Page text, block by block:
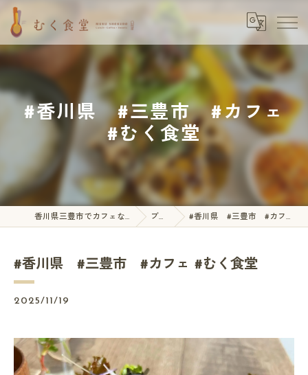
#香川県 #三豊市 #カフェ
#むく食堂
香川県三豊市でカフェならむく食堂 ブログ #香川県 #三豊市 #カフェ #むく食堂
#香川県 #三豊市 #カフェ #むく食堂
2025/11/19